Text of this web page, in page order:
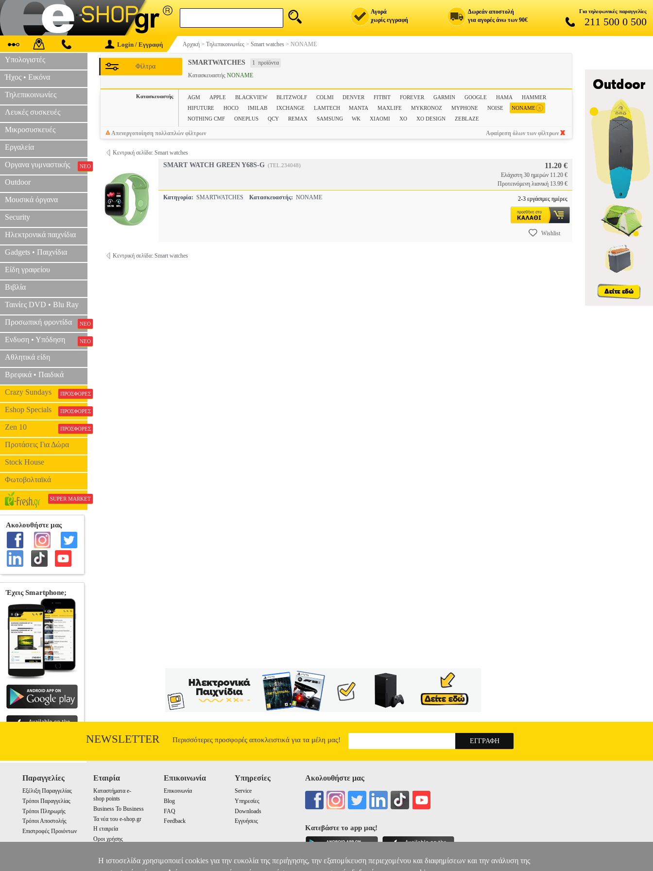
Αγορά
χωρίς εγγραφή
Δωρεάν αποστολή
για αγορές άνω των 90€
Για τηλεφωνικές παραγγελίες
211 500 0 500
Login / Εγγραφή Αρχική > Τηλεπικοινωνίες > Smart watches > NONAME
Υπολογιστές
Ήχος • Εικόνα
Τηλεπικοινωνίες
Λευκές συσκευές
Μικροσυσκευές
Εργαλεία
Οργανα γυμναστικής ΝΕΟ
Outdoor
Μουσικά όργανα
Security
Ηλεκτρονικά παιχνίδια
Gadgets • Παιχνίδια
Είδη γραφείου
Βιβλία
Ταινίες DVD • Blu Ray
Προσωπική φροντίδα ΝΕΟ
Ενδυση • Υπόδηση ΝΕΟ
Αθλητικά είδη
Βρεφικά • Παιδικά
Crazy Sundays ΠΡΟΣΦΟΡΕΣ
Eshop Specials ΠΡΟΣΦΟΡΕΣ
Zen 10 ΠΡΟΣΦΟΡΕΣ
Προτάσεις Για Δώρα
Stock House
Φωτοβολταϊκά
SUPER MARKET
SMARTWATCHES 1 προϊόντα
Φίλτρα
Κατασκευαστής NONAME
Κατασκευαστής AGM APPLE BLACKVIEW BLITZWOLF COLMI DENVER FITBIT FOREVER GARMIN GOOGLE HAMA
HAMMER
HIFUTURE
HOCO IMILAB IXCHANGE LAMTECH MANTA MAXLIFE MYKRONOZ MYPHONE NOISE NONAME x
NOTHING CMF
ONEPLUS QCY REMAX SAMSUNG WK XIAOMI XO XO DESIGN ZEBLAZE
Απενεργοποίηση πολλαπλών φίλτρων Αφαίρεση όλων των φίλτρων
Κεντρική σελίδα: Smart watches
SMART WATCH GREEN Y68S-G (TEL.234048) 11.20 €
Ελάχιστη 30 ημερών 11.20 €
Προτεινόμενη λιανική 13.99 €
Κατηγορία: SMARTWATCHES Κατασκευαστής: NONAME 2-3 εργάσιμες ημέρες
Wishlist
Κεντρική σελίδα: Smart watches
NEWSLETTER Περισσότερες προσφορές αποκλειστικά για τα μέλη μας!
Παραγγελίες
Εξέλιξη Παραγγελίας
Τρόποι Παραγγελίας
Τρόποι Πληρωμής
Τρόποι Αποστολής
Επιστροφές Προιόντων
Εταιρία
Καταστήματα e-
shop points
Business To Business
Τα νέα του e-shop.gr
Η εταιρεία
Οροι χρήσης
Επικοινωνία
Επικοινωνία
Blog
FAQ
Feedback
Υπηρεσίες
Service
Υπηρεσίες
Downloads
Εγγυήσεις
Ακολουθήστε μας
Κατεβάστε το app μας!
Η ιστοσελίδα χρησιμοποιεί cookies για την ευκολία της περιήγησης, την εξατομίκευση περιεχομένου και διαφημίσεων και την ανάλυση της